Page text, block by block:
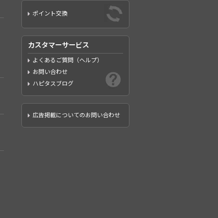
ポイント交換
カスタマーサービス
よくあるご質問（ヘルプ）
お問い合わせ
ハピタスブログ
広告掲載についてのお問い合わせ